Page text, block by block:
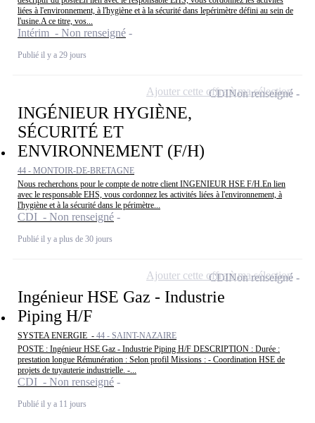
liées à l'environnement, à l'hygiène et à la sécurité dans lepérimètre défini au sein de
l'usine.A ce titre, vos...
Intérim - Non renseigné
Publié il y a 29 jours
INGÉNIEUR HYGIÈNE,
SÉCURITÉ ET
ENVIRONNEMENT (F/H)
44 - MONTOIR-DE-BRETAGNE
Nous recherchons pour le compte de notre client INGENIEUR HSE F/H.En lien
avec le responsable EHS, vous cordonnez les activités liées à l'environnement, à
l'hygiène et à la sécurité dans le périmètre...
CDI - Non renseigné
Publié il y a plus de 30 jours
CDINon renseigné
Ajouter cette offre à ma sélection
Ingénieur HSE Gaz - Industrie
Piping H/F
SYSTEA ENERGIE - 44 - SAINT-NAZAIRE
POSTE : Ingénieur HSE Gaz - Industrie Piping H/F DESCRIPTION : Durée :
prestation longue Rémunération : Selon profil Missions : - Coordination HSE de
projets de tuyauterie industrielle. -...
CDI - Non renseigné
Publié il y a 11 jours
CDINon renseigné
Ajouter cette offre à ma sélection